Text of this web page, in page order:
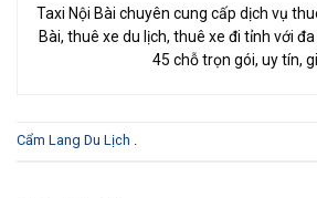
Taxi Nội Bài chuyên cung cấp dịch vụ
Bài, thuê xe du lịch, thuê xe đi tỉnh với
45 chỗ trọn gói, uy tín,
Cẩm Lang Du Lịch .